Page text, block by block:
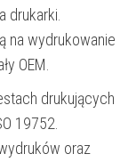
drukarki.
na wydrukowanie
OEM.
drukujących
19752.
oraz